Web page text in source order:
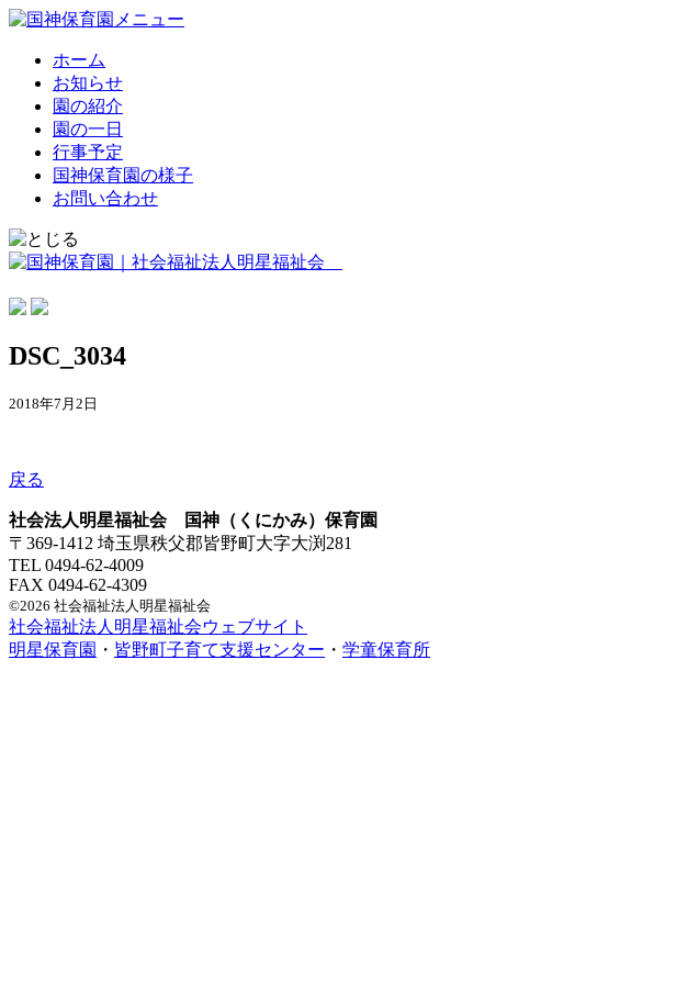
ホーム
お知らせ
園の紹介
園の一日
行事予定
国神保育園の様子
お問い合わせ
DSC_3034
2018年7月2日
戻る
社会法人明星福祉会 国神（くにかみ）保育園
〒369-1412 埼玉県秩父郡皆野町大字大渕281
TEL 0494-62-4009
FAX 0494-62-4309
©2026 社会福祉法人明星福祉会
社会福祉法人明星福祉会ウェブサイト
明星保育園 ・ 皆野町子育て支援センター ・ 学童保育所